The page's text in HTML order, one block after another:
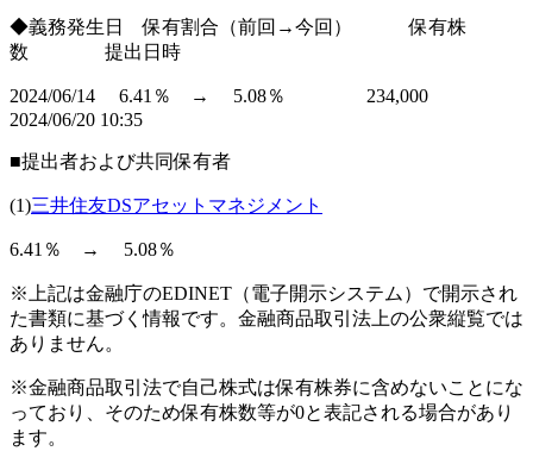
◆義務発生日 保有割合（前回→今回） 保有株
数 提出日時
2024/06/14 6.41％ → 5.08％ 234,000
2024/06/20 10:35
■提出者および共同保有者
(1)三井住友DSアセットマネジメント
6.41％ → 5.08％
※上記は金融庁のEDINET（電子開示システム）で開示され
た書類に基づく情報です。金融商品取引法上の公衆縦覧では
ありません。
※金融商品取引法で自己株式は保有株券に含めないことにな
っており、そのため保有株数等が0と表記される場合があり
ます。